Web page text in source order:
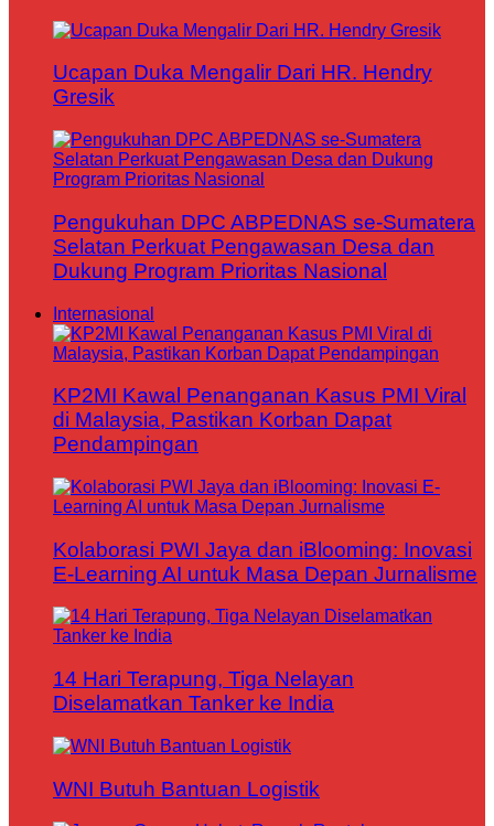
Ucapan Duka Mengalir Dari HR. Hendry
Gresik
Pengukuhan DPC ABPEDNAS se-Sumatera
Selatan Perkuat Pengawasan Desa dan
Dukung Program Prioritas Nasional
Internasional
KP2MI Kawal Penanganan Kasus PMI Viral
di Malaysia, Pastikan Korban Dapat
Pendampingan
Kolaborasi PWI Jaya dan iBlooming: Inovasi
E-Learning AI untuk Masa Depan Jurnalisme
14 Hari Terapung, Tiga Nelayan
Diselamatkan Tanker ke India
WNI Butuh Bantuan Logistik